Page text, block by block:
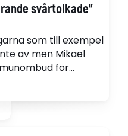
svårtolkade"
som till exempel
av men Mikael
för
fortfarande
luddiga.